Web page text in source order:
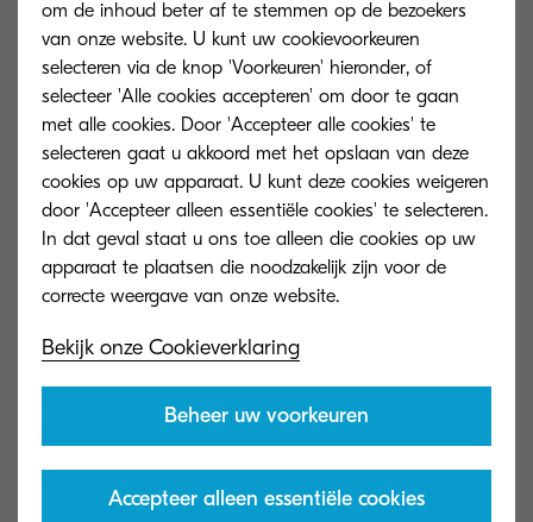
behouden en aantrekken van klanten.
Medewerkers kunnen relevante documenten en
informatie namelijk direct terugvinden. Ze hoeven
geen mappen en dossiers meer te doorzoeken
voordat ze klanten kunnen informeren over hun
zaak.
Dit zijn slechts twee voorbeelden van manieren
waarop verzekeringsmaatschappijen processen
meer winst kunnen maken en hun klanten beter
van dienst kunnen zijn. Als u alles op een rijtje
zet, is het duidelijk dat een investering in zo'n
plan voor digitalisering zichzelf uiteindelijk
terugverdient. Als bedrijf kunt u efficiënter en
om de inhoud beter af te stemmen op de bezoekers
van onze website. U kunt uw cookievoorkeuren
selecteren via de knop 'Voorkeuren' hieronder, of
selecteer 'Alle cookies accepteren' om door te gaan
met alle cookies. Door 'Accepteer alle cookies' te
selecteren gaat u akkoord met het opslaan van deze
cookies op uw apparaat. U kunt deze cookies weigeren
door 'Accepteer alleen essentiële cookies' te selecteren.
In dat geval staat u ons toe alleen die cookies op uw
apparaat te plaatsen die noodzakelijk zijn voor de
Bekijk onze Cookieverklaring
Beheer uw voorkeuren
Accepteer alleen essentiële cookies